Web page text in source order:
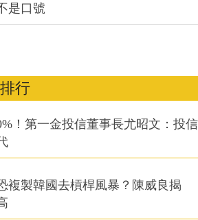
是口號
行
！第一金投信董事長尤昭文：投信
複製韓國去槓桿風暴？陳威良揭